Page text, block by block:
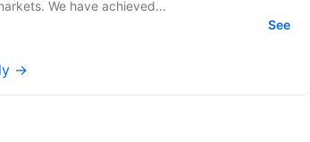
We have achieved...
See
→